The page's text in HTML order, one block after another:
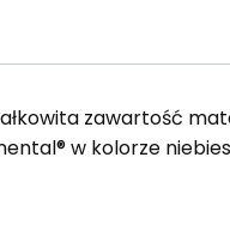
zawartość
w kolorze